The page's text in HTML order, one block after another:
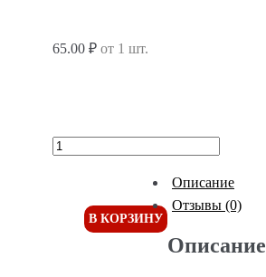
65.00 ₽ от 1 шт.
В КОРЗИНУ
Описание
Отзывы (0)
Описание